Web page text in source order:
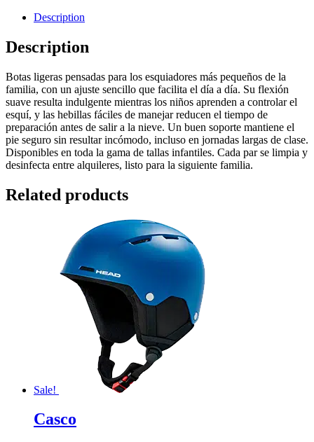
Description
Description
Botas ligeras pensadas para los esquiadores más pequeños de la
familia, con un ajuste sencillo que facilita el día a día. Su flexión
suave resulta indulgente mientras los niños aprenden a controlar el
esquí, y las hebillas fáciles de manejar reducen el tiempo de
preparación antes de salir a la nieve. Un buen soporte mantiene el
pie seguro sin resultar incómodo, incluso en jornadas largas de clase.
Disponibles en toda la gama de tallas infantiles. Cada par se limpia y
desinfecta entre alquileres, listo para la siguiente familia.
Related products
Sale!
Casco